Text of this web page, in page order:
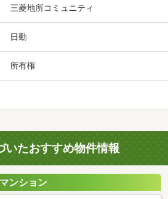
三菱地所コミュニティ
日勤
所有権
いたおすすめ物件情報
ンション